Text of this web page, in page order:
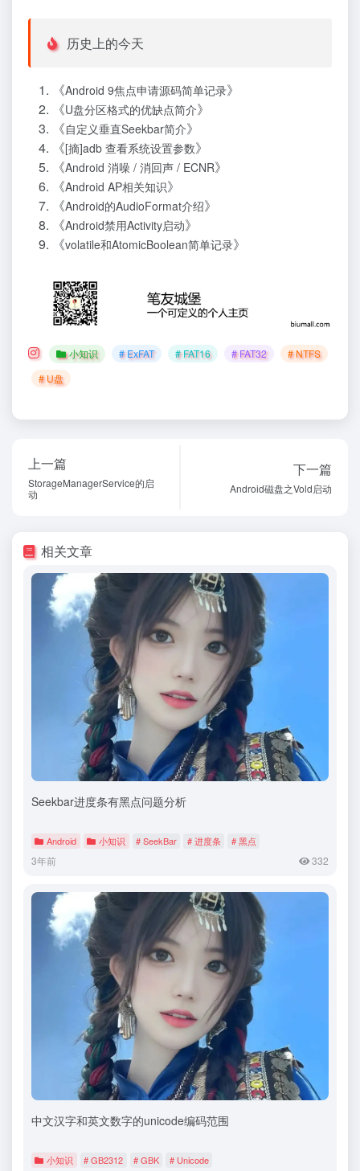
历史上的今天
《Android 9焦点申请源码简单记录》
《U盘分区格式的优缺点简介》
《自定义垂直Seekbar简介》
《[摘]adb 查看系统设置参数》
《Android 消噪 / 消回声 / ECNR》
《Android AP相关知识》
《Android的AudioFormat介绍》
《Android禁用Activity启动》
《volatile和AtomicBoolean简单记录》
小知识 # ExFAT # FAT16 # FAT32
# NTFS
# U盘
上一篇
StorageManagerService的启
动
下一篇
Android磁盘之Vold启动
相关文章
Seekbar进度条有黑点问题分析
Android 小知识 # SeekBar # 进度条 # 黑点
3年前 332
中文汉字和英文数字的unicode编码范围
小知识 # GB2312 # GBK # Unicode